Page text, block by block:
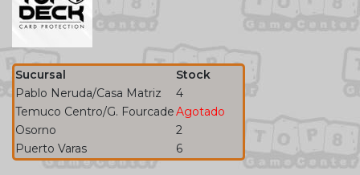
Sucursal
Stock
Pablo Neruda/Casa Matriz
4
Temuco Centro/G. FourcadeAgotado
Osorno
2
Puerto Varas
6